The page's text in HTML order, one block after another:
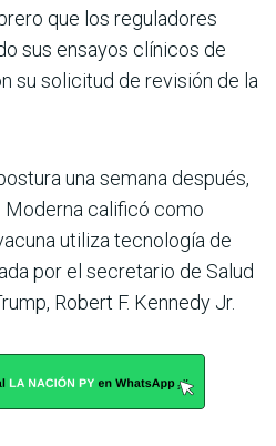
que los reguladores
sus ensayos clínicos de
su solicitud de revisión de la
una semana después,
Moderna calificó como
utiliza tecnología de
por el secretario de Salud
Robert F. Kennedy Jr.